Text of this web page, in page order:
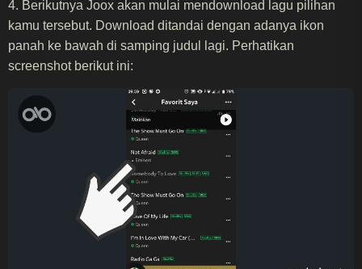
4. Berikutnya Joox akan mulai mendownload lagu pilihan
kamu tersebut. Download ditandai dengan adanya ikon
panah ke bawah di samping judul lagi. Perhatikan
screenshot berikut ini: